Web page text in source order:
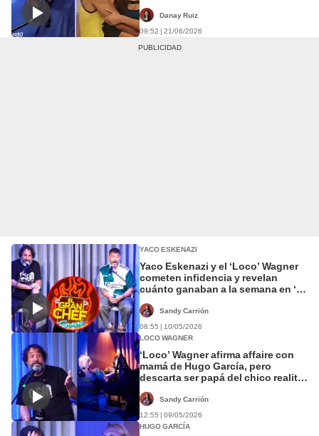
tras defenderla
Danay Ruiz
09:52 | 21/06/2026
YACO ESKENAZI
Yaco Eskenazi y el ‘Loco’ Wagner
cometen infidencia y revelan
cuánto ganaban a la semana en ‘El
el tripleSandy Carrión
08:55 | 10/05/2026
LOCO WAGNER
‘Loco’ Wagner afirma affaire con
mamá de Hugo García, pero
descarta ser papá del chico reality:
Sandy Carrión
12:55 | 09/05/2026
HUGO GARCÍA